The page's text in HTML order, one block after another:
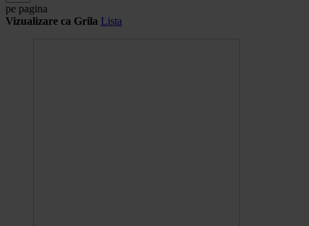
pe pagina
Vizualizare ca Grila Lista